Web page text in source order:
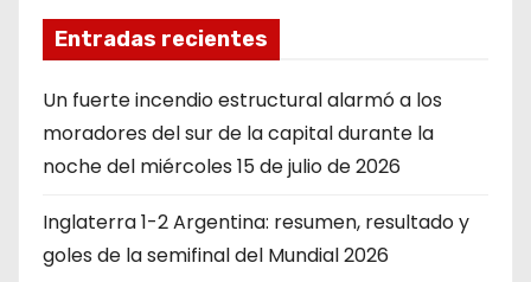
Entradas recientes
Un fuerte incendio estructural alarmó a los
moradores del sur de la capital durante la
noche del miércoles 15 de julio de 2026
Inglaterra 1-2 Argentina: resumen, resultado y
goles de la semifinal del Mundial 2026